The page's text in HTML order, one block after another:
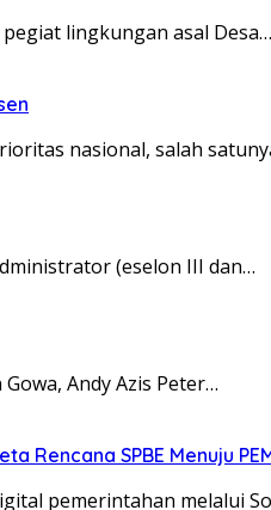
lingkungan asal Desa…
nasional, salah
(eselon III dan…
Andy Azis Peter…
Rencana SPBE Menuju
pemerintahan melalui